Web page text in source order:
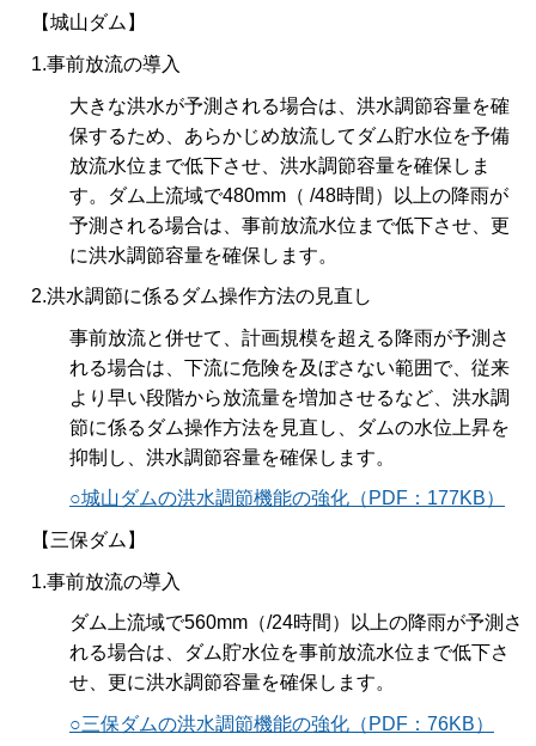
【城山ダム】
1.事前放流の導入
大きな洪水が予測される場合は、洪水調節容量を確
保するため、あらかじめ放流してダム貯水位を予備
放流水位まで低下させ、洪水調節容量を確保しま
す。ダム上流域で480mm（ /48時間）以上の降雨が
予測される場合は、事前放流水位まで低下させ、更
に洪水調節容量を確保します。
2.洪水調節に係るダム操作方法の見直し
事前放流と併せて、計画規模を超える降雨が予測さ
れる場合は、下流に危険を及ぼさない範囲で、従来
より早い段階から放流量を増加させるなど、洪水調
節に係るダム操作方法を見直し、ダムの水位上昇を
抑制し、洪水調節容量を確保します。
○城山ダムの洪水調節機能の強化（PDF：177KB）
【三保ダム】
1.事前放流の導入
ダム上流域で560mm（/24時間）以上の降雨が予測さ
れる場合は、ダム貯水位を事前放流水位まで低下さ
せ、更に洪水調節容量を確保します。
○三保ダムの洪水調節機能の強化（PDF：76KB）